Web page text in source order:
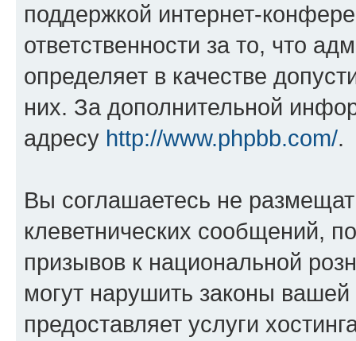
поддержкой интернет-
ответственности за то, что
определяет в качестве
них. За дополнительной
адресу http://www.phpbb.com/.
Вы соглашаетесь не
клеветнических сообщений,
призывов к национальной
могут нарушить законы
предоставляет услуги